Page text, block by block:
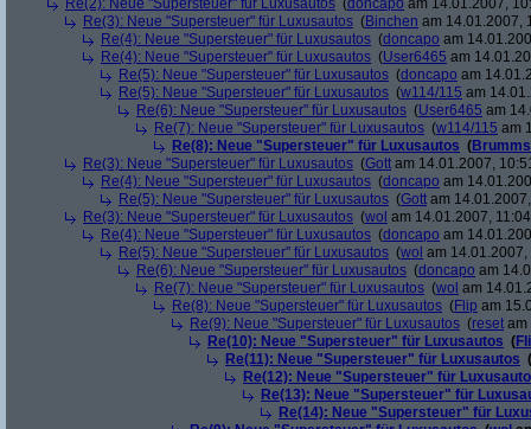
Re(2): Neue "Supersteuer" für Luxusautos (doncapo am 14.01.2007,
Re(3): Neue "Supersteuer" für Luxusautos (Binchen am 14.01.2007,
Re(4): Neue "Supersteuer" für Luxusautos (doncapo am
Re(4): Neue "Supersteuer" für Luxusautos (User6465 am
Re(5): Neue "Supersteuer" für Luxusautos (doncapo am
Re(5): Neue "Supersteuer" für Luxusautos (w114/115 am
Re(6): Neue "Supersteuer" für Luxusautos (User6465 am
Re(7): Neue "Supersteuer" für Luxusautos (w114/115 am
Re(8): Neue "Supersteuer" für Luxusautos (
Re(3): Neue "Supersteuer" für Luxusautos (Gott am 14.01.2007,
Re(4): Neue "Supersteuer" für Luxusautos (doncapo am
Re(5): Neue "Supersteuer" für Luxusautos (Gott am
Re(3): Neue "Supersteuer" für Luxusautos (wol am 14.01.2007,
Re(4): Neue "Supersteuer" für Luxusautos (doncapo am
Re(5): Neue "Supersteuer" für Luxusautos (wol am 14.01.2007,
Re(6): Neue "Supersteuer" für Luxusautos (doncapo am
Re(7): Neue "Supersteuer" für Luxusautos (wol am
Re(8): Neue "Supersteuer" für Luxusautos (Flip am
Re(9): Neue "Supersteuer" für Luxusautos (reset am
Re(10): Neue "Supersteuer" für Luxusautos (
Re(11): Neue "Supersteuer" für Luxusautos (
Re(12): Neue "Supersteuer" für
Re(13): Neue "Supersteuer" für
Re(14): Neue "Supersteuer" für